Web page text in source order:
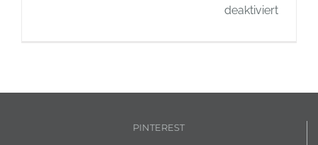
deaktiviertfür
PINTEREST